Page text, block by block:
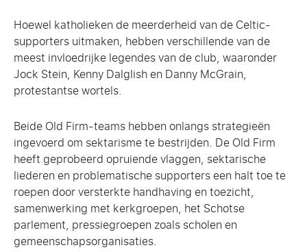
Hoewel katholieken de meerderheid van de Celtic-
supporters uitmaken, hebben verschillende van de
meest invloedrijke legendes van de club, waaronder
Jock Stein, Kenny Dalglish en Danny McGrain,
protestantse wortels.
Beide Old Firm-teams hebben onlangs strategieën
ingevoerd om sektarisme te bestrijden. De Old Firm
heeft geprobeerd opruiende vlaggen, sektarische
liederen en problematische supporters een halt toe te
roepen door versterkte handhaving en toezicht,
samenwerking met kerkgroepen, het Schotse
parlement, pressiegroepen zoals scholen en
gemeenschapsorganisaties.